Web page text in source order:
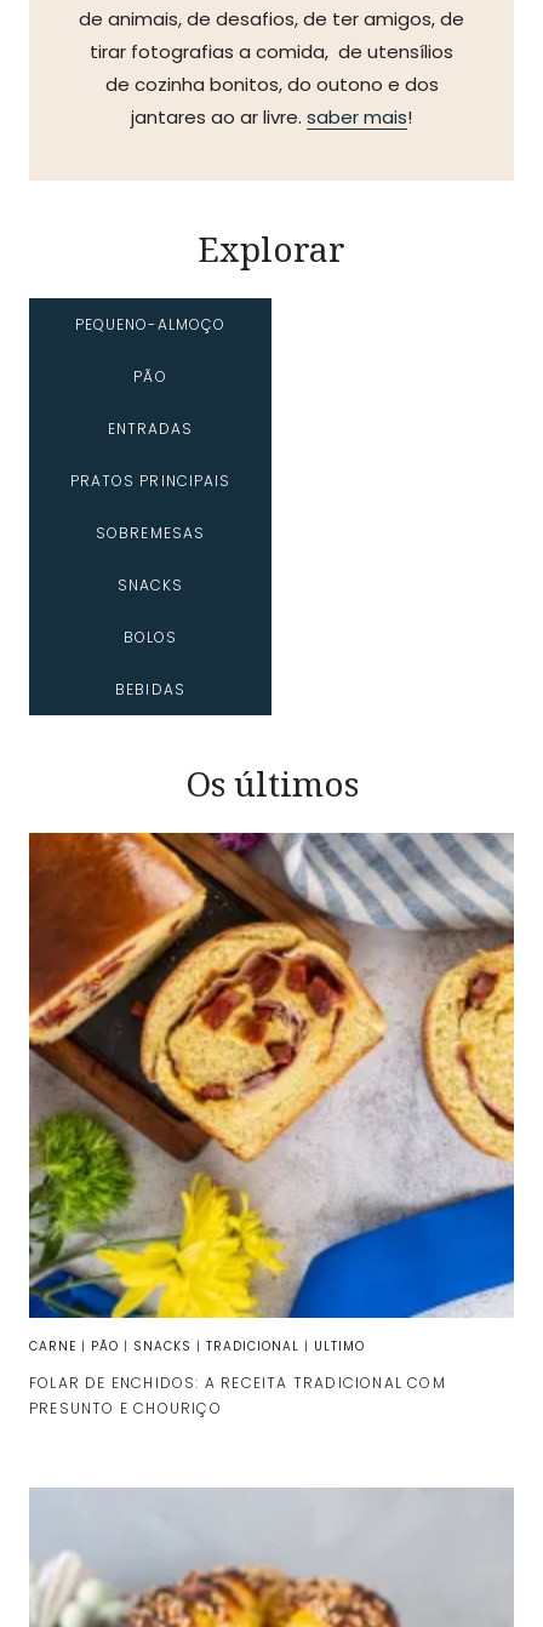
de animais, de desafios, de ter amigos, de
tirar fotografias a comida, de utensílios
de cozinha bonitos, do outono e dos
jantares ao ar livre. saber mais!
Explorar
PEQUENO-ALMOÇO
PÃO
ENTRADAS
PRATOS PRINCIPAIS
SOBREMESAS
SNACKS
BOLOS
BEBIDAS
Os últimos
CARNE | PÃO | SNACKS | TRADICIONAL | ULTIMO
FOLAR DE ENCHIDOS: A RECEITA TRADICIONAL COM
PRESUNTO E CHOURIÇO